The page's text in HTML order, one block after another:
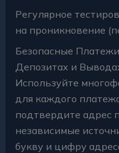
Регулярное
на проникновение
Безопасные
Депозитах и
Используйте
для каждого
подтвердите адрес
независимые
букву и цифру